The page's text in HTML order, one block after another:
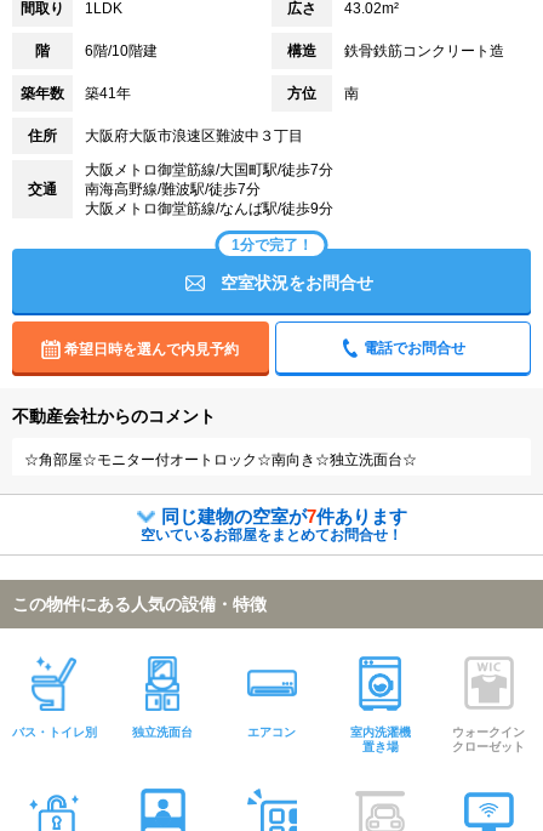
間取り 1LDK 広さ 43.02m²
階 6階/10階建 構造 鉄骨鉄筋コンクリート造
築年数 築41年 方位 南
住所 大阪府大阪市浪速区難波中３丁目
交通
大阪メトロ御堂筋線/大国町駅/徒歩7分
南海高野線/難波駅/徒歩7分
大阪メトロ御堂筋線/なんば駅/徒歩9分
1分で完了！
空室状況をお問合せ
希望日時を選んで内見予約 電話でお問合せ
不動産会社からのコメント
☆角部屋☆モニター付オートロック☆南向き☆独立洗面台☆
同じ建物の空室が7件あります
空いているお部屋をまとめてお問合せ！
この物件にある人気の設備・特徴
バス・トイレ別 独立洗面台 エアコン
室内洗濯機
置き場
ウォークイン
クローゼット